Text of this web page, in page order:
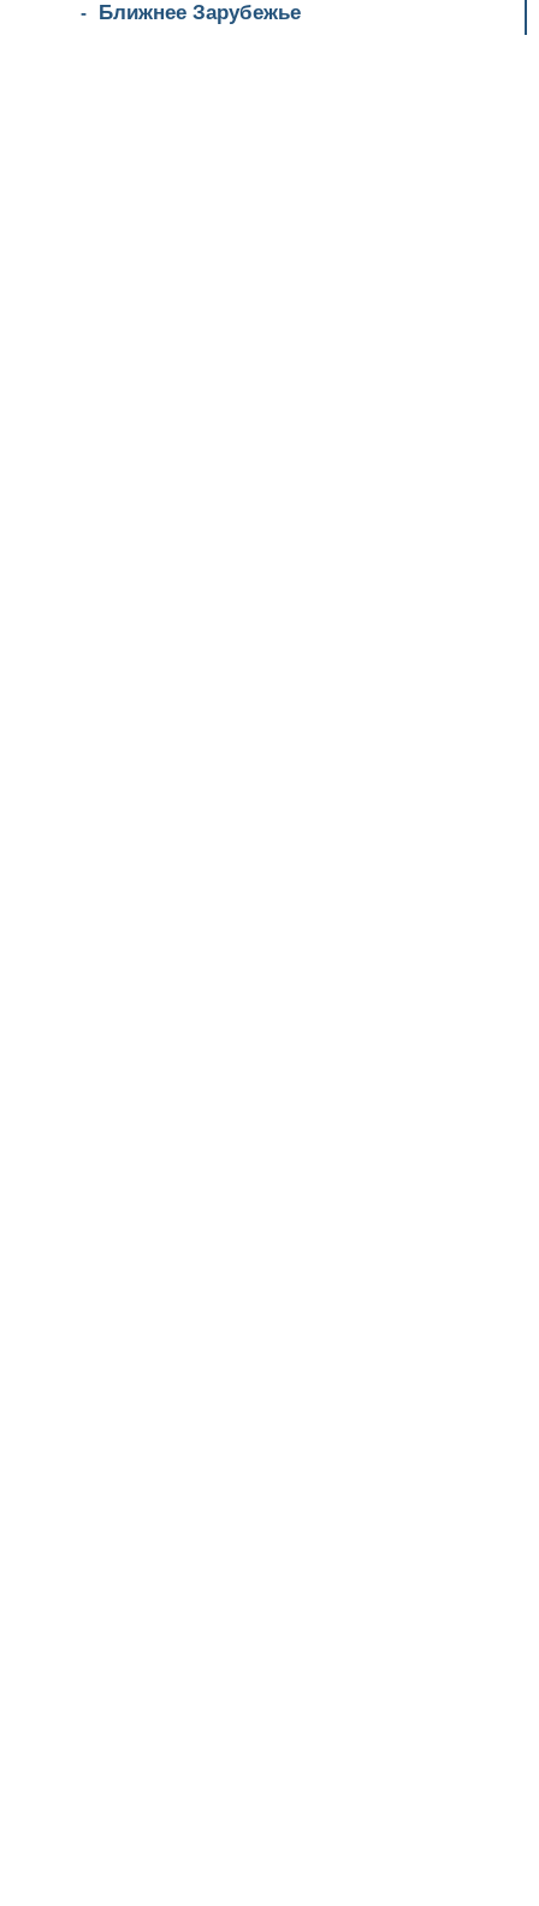
Ближнее Зарубежье